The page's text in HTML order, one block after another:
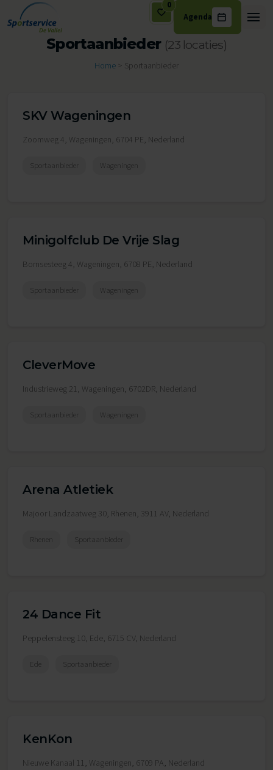
Ga naar de inhoud
0
Agenda
Sportaanbieder (23 locaties)
Home > Sportaanbieder
SKV Wageningen
Zoomweg 4, Wageningen, 6704 PE, Nederland
Sportaanbieder Wageningen
Minigolfclub De Vrije Slag
Bornsesteeg 4, Wageningen, 6708 PE, Nederland
Sportaanbieder Wageningen
CleverMove
Industrieweg 21, Wageningen, 6702DR, Nederland
Sportaanbieder Wageningen
Arena Atletiek
Majoor Landzaatweg 30, Rhenen, 3911 AV, Nederland
Rhenen Sportaanbieder
24 Dance Fit
Peppelensteeg 10, Ede, 6715 CV, Nederland
Ede Sportaanbieder
KenKon
Nieuwe Kanaal 11, Wageningen, 6709 PA, Nederland